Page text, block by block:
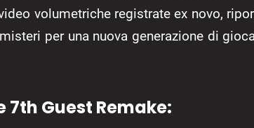
volumetriche registrate ex novo,
per una nuova generazione di
7th Guest Remake: